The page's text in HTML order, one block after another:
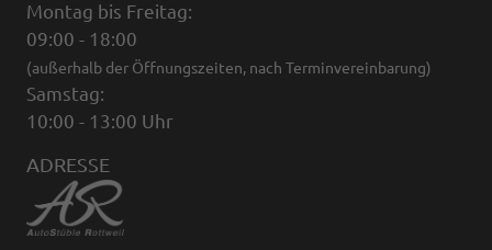
Montag bis Freitag:
09:00 - 18:00
(außerhalb der Öffnungszeiten, nach Terminvereinbarung)
Samstag:
10:00 - 13:00 Uhr
ADRESSE